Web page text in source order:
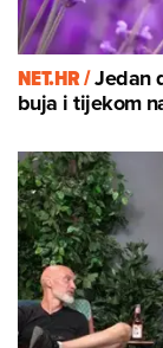
NET.HR /Jedan
buja i tijekom